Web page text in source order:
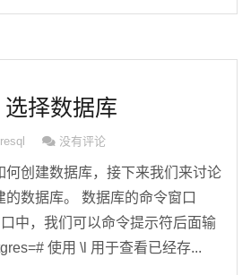
择数据库
没有评论
何创建数据库，接下来我们来讨论
数据库。 数据库的命令窗口
中，我们可以命令提示符后面输
使用 \l 用于查看已经存...